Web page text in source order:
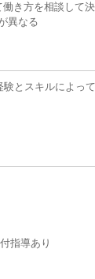
き方を相談して
異なる
とスキルによって
指導あり